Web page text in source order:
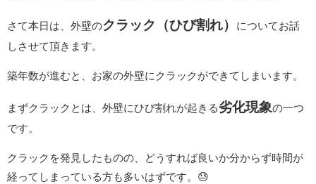
さて本日は、外壁のクラック（ひび割れ）
についてお話
しさせて頂きます。
築年数が進むと、お家の外壁にクラックができてしまいます。
まずクラックとは、外壁にひび割れが起きる劣化現象の一つ
です。
クラックを発見したものの、どうすれば良いか分からず時間が
経ってしまっている方も多いはずです。😓